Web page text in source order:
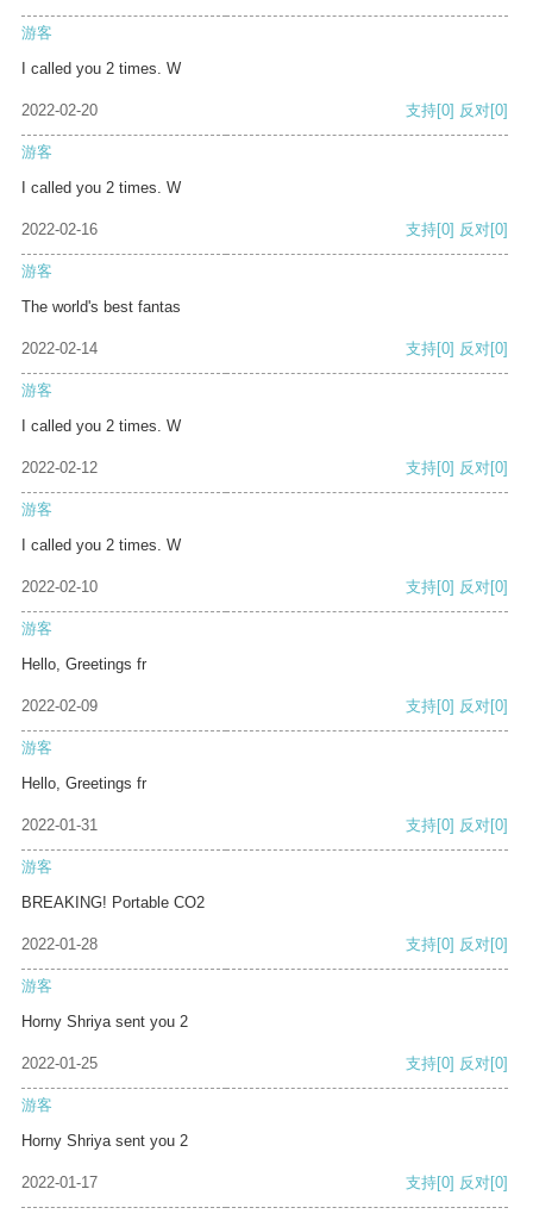
游客
I called you 2 times. W
2022-02-20 支持[0] 反对[0]
游客
I called you 2 times. W
2022-02-16 支持[0] 反对[0]
游客
The world's best fantas
2022-02-14 支持[0] 反对[0]
游客
I called you 2 times. W
2022-02-12 支持[0] 反对[0]
游客
I called you 2 times. W
2022-02-10 支持[0] 反对[0]
游客
Hello, Greetings fr
2022-02-09 支持[0] 反对[0]
游客
Hello, Greetings fr
2022-01-31 支持[0] 反对[0]
游客
BREAKING! Portable CO2
2022-01-28 支持[0] 反对[0]
游客
Horny Shriya sent you 2
2022-01-25 支持[0] 反对[0]
游客
Horny Shriya sent you 2
2022-01-17 支持[0] 反对[0]